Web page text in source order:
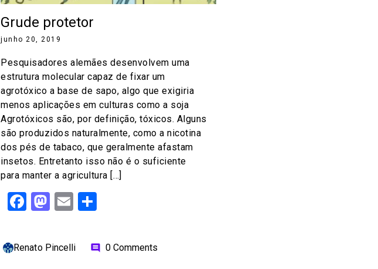
Grude protetor
junho 20, 2019
Pesquisadores alemães desenvolvem uma
estrutura molecular capaz de fixar um
agrotóxico a base de sapo, algo que exigiria
menos aplicações em culturas como a soja
Agrotóxicos são, por definição, tóxicos. Alguns
são produzidos naturalmente, como a nicotina
dos pés de tabaco, que geralmente afastam
insetos. Entretanto isso não é o suficiente
para manter a agricultura […]
Facebook
Mastodon
Email
Renato Pincelli comment 0 Comments